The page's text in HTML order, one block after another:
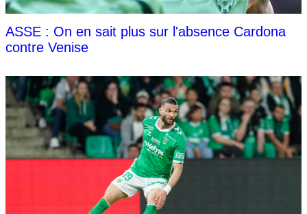
ASSE : On en sait plus sur l'absence Cardona
contre Venise